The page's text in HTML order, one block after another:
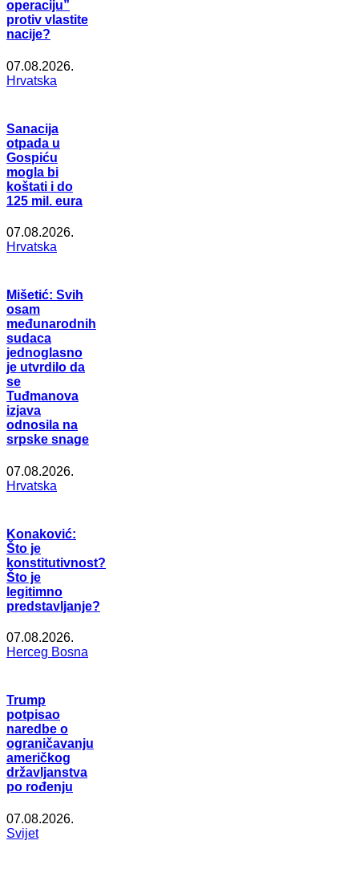
operaciju”
protiv vlastite
nacije?
07.08.2026.
Hrvatska
Sanacija
otpada u
Gospiću
mogla bi
koštati i do
125 mil. eura
07.08.2026.
Hrvatska
Mišetić: Svih
osam
međunarodnih
sudaca
jednoglasno
je utvrdilo da
se
Tuđmanova
izjava
odnosila na
srpske snage
07.08.2026.
Hrvatska
Konaković:
Što je
konstitutivnost?
Što je
legitimno
predstavljanje?
07.08.2026.
Herceg Bosna
Trump
potpisao
naredbe o
ograničavanju
američkog
državljanstva
po rođenju
07.08.2026.
Svijet